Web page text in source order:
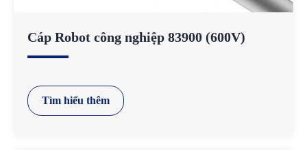
Cáp Robot công nghiệp 83900 (600V)
Tìm hiểu thêm